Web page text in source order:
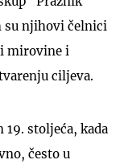
su njihovi čelnici
i mirovine i
ciljeva.
19. stoljeća, kada
često u